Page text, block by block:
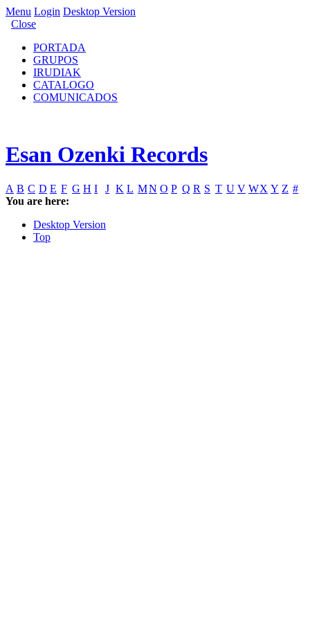
Menu Login Desktop Version
Close
PORTADA
GRUPOS
IRUDIAK
CATALOGO
COMUNICADOS
Esan Ozenki Records
A B C D E F G H I J K L MN O P Q R S T U V WX Y Z #
You are here:
Desktop Version
Top